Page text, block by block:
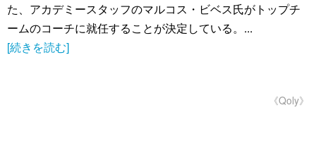
た、アカデミースタッフのマルコス・ビベス氏がトップチ
ームのコーチに就任することが決定している。...
[続きを読む]
《Qoly》